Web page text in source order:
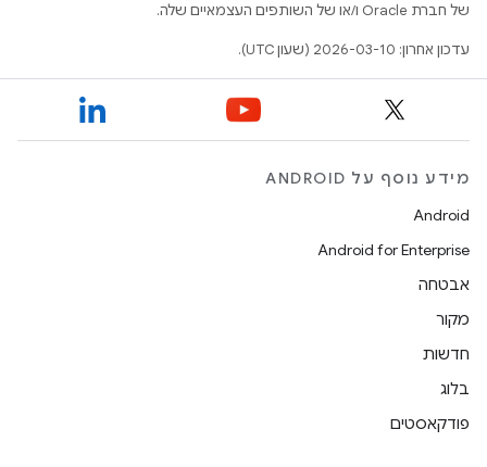
של חברת Oracle ו/או של השותפים העצמאיים שלה.
עדכון אחרון: 2026-03-10 (שעון UTC).
מידע נוסף על ANDROID
Android
Android for Enterprise
אבטחה
מקור
חדשות
בלוג
פודקאסטים